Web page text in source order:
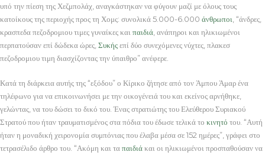
υπό την πίεση της Χεζμπολάχ, αναγκάστηκαν να φύγουν μαζί με όλους τους
κατοίκους της περιοχής προς τη Χομς: συνολικά 5.000-6.000 άνθρωποι , “άνδρες,
κρασπεδα πεζοδρομιου τιμες γυναίκες και παιδιά , ανάπηροι και ηλικιωμένοι
περπατούσαν επί δώδεκα ώρες, Συκήςεπί δύο συνεχόμενες νύχτες, πλακεσ
πεζοδρομιου τιμη διασχίζοντας την ύπαιθρο” ανέφερε.
Κατά τη διάρκεια αυτής της “εξόδου” ο Κίρικο ζήτησε από τον Άμπου Άμαρ ένα
τηλέφωνο για να επικοινωνήσει με την οικογένειά του και εκείνος αρνήθηκε,
γελώντας, να του δώσει το δικό του. Ένας στρατιώτης του Ελεύθερου Συριακού
Στρατού που ήταν τραυματισμένος στα πόδια του έδωσε τελικά το κινητό του. “Αυτή
ήταν η μοναδική χειρονομία συμπόνιας που έλαβα μέσα σε 152 ημέρες”, γράφει στο
τετρασέλιδο άρθρο του. “Ακόμη και ταπαιδιάκαι οι ηλικιωμένοι προσπαθούσαν να